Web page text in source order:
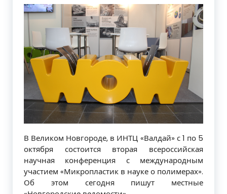
В Великом Новгороде, в ИНТЦ «Валдай» с 1 по 5
октября состоится вторая всероссийская
научная конференция с международным
участием «Микропластик в науке о полимерах».
Об этом сегодня пишут местные